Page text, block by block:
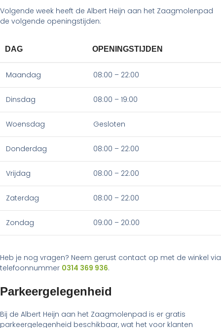
Volgende week heeft de Albert Heijn aan het Zaagmolenpad
de volgende openingstijden:
DAG OPENINGSTIJDEN
Maandag 08:00 – 22:00
Dinsdag 08:00 – 19:00
Woensdag Gesloten
Donderdag 08:00 – 22:00
Vrijdag 08:00 – 22:00
Zaterdag 08:00 – 22:00
Zondag 09:00 – 20:00
Heb je nog vragen? Neem gerust contact op met de winkel via
telefoonnummer 0314 369 936.
Parkeergelegenheid
Bij de Albert Heijn aan het Zaagmolenpad is er gratis
parkeergelegenheid beschikbaar, wat het voor klanten